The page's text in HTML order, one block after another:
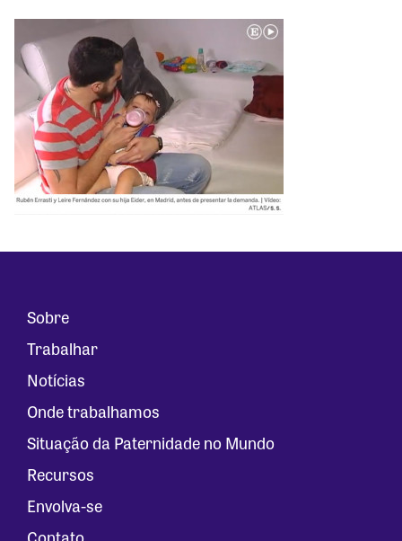
Sobre
Trabalhar
Notícias
Onde trabalhamos
Situação da Paternidade no Mundo
Recursos
Envolva-se